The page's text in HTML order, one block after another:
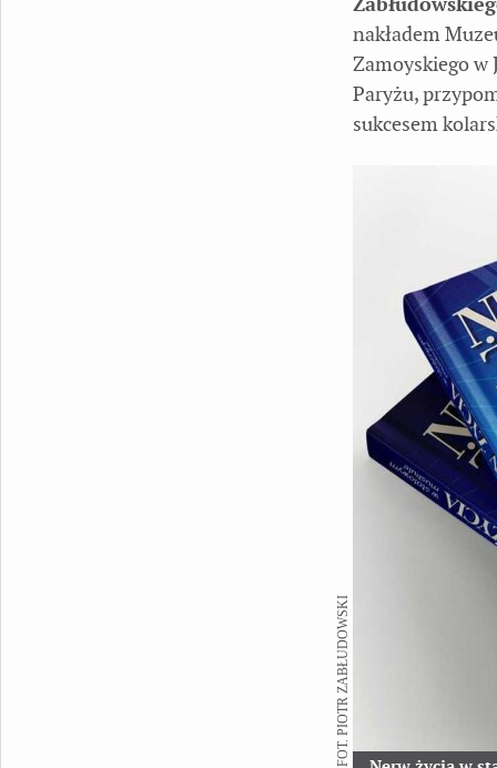
nakładem
Zamoyskiego w
Paryżu,
sukcesem
FOT. PIOTR ZABŁUDOWSKI